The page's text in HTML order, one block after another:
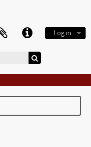
Log in